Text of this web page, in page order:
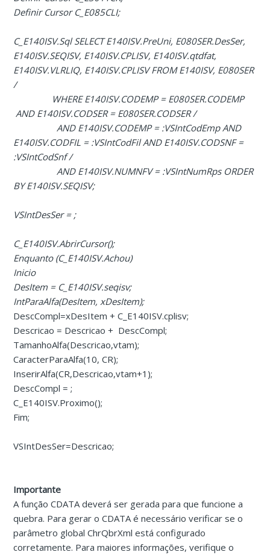
Definir Cursor C_E085CLI;
C_E140ISV.Sql SELECT E140ISV.PreUni, E080SER.DesSer,
E140ISV.SEQISV, E140ISV.CPLISV, E140ISV.qtdfat,
E140ISV.VLRLIQ, E140ISV.CPLISV FROM E140ISV, E080SER
/
WHERE E140ISV.CODEMP = E080SER.CODEMP
AND E140ISV.CODSER = E080SER.CODSER /
AND E140ISV.CODEMP = :VSIntCodEmp AND
E140ISV.CODFIL = :VSIntCodFil AND E140ISV.CODSNF =
:VSIntCodSnf /
AND E140ISV.NUMNFV = :VSIntNumRps ORDER
BY E140ISV.SEQISV;
VSIntDesSer = ;
C_E140ISV.AbrirCursor();
Enquanto (C_E140ISV.Achou)
Inicio
DesItem = C_E140ISV.seqisv;
IntParaAlfa(DesItem, xDesItem);
DescCompl=xDesItem + C_E140ISV.cplisv;
Descricao = Descricao + DescCompl;
TamanhoAlfa(Descricao,vtam);
CaracterParaAlfa(10, CR);
InserirAlfa(CR,Descricao,vtam+1);
DescCompl = ;
C_E140ISV.Proximo();
Fim;
VSIntDesSer=Descricao;
Importante
A função CDATA deverá ser gerada para que funcione a
quebra. Para gerar o CDATA é necessário verificar se o
parâmetro global ChrQbrXml está configurado
corretamente. Para maiores informações, verifique o